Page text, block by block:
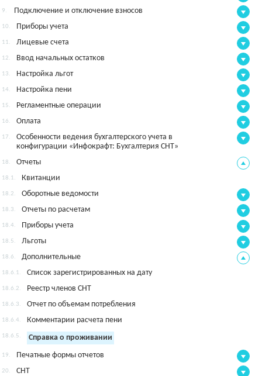
9. Подключение и отключение взносов
10. Приборы учета
11. Лицевые счета
12. Ввод начальных остатков
13. Настройка льгот
14. Настройка пени
15. Регламентные операции
16. Оплата
17.
Особенности ведения бухгалтерского учета в
конфигурации «Инфокрафт: Бухгалтерия СНТ»
18. Отчеты
18.1. Квитанции
18.2. Оборотные ведомости
18.3. Отчеты по расчетам
18.4. Приборы учета
18.5. Льготы
18.6. Дополнительные
18.6.1. Список зарегистрированных на дату
18.6.2. Реестр членов СНТ
18.6.3. Отчет по объемам потребления
18.6.4. Комментарии расчета пени
18.6.5. Справка о проживании
19. Печатные формы отчетов
20. СНТ